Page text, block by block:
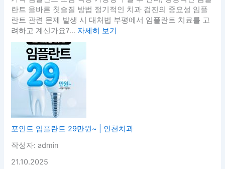
란트 올바른 칫솔질 방법 정기적인 치과 검진의 중요성 임플
란트 관련 문제 발생 시 대처법 부평에서 임플란트 치료를 고
려하고 계신가요?... 자세히 보기
포인트 임플란트 29만원~ | 인천치과
작성자: admin
21.10.2025